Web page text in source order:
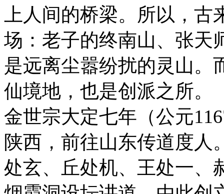
上人间的桥梁。所以，
场：老子的终南山、张天
是远离尘嚣纷扰的灵山。
仙境地，也是创派之所。
金世宗大定七年（公元
陕西，前往山东传道度人
处玄、丘处机、王处一、